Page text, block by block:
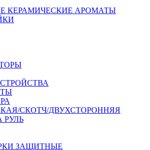
КЕРАМИЧЕСКИЕ АРОМАТЫ
СКОТЧ/ДВУХСТОРОННЯЯ
РУЛЬ
ЗАЩИТНЫЕ